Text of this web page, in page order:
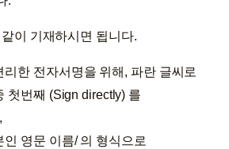
이 기재하시면 됩니다.
리한 전자서명을 위해, 파란 글씨로
첫번째 (Sign directly) 를
인 영문 이름/ 의 형식으로